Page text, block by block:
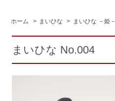
ホーム > まいひな > まいひな －姫－
まいひな No.004